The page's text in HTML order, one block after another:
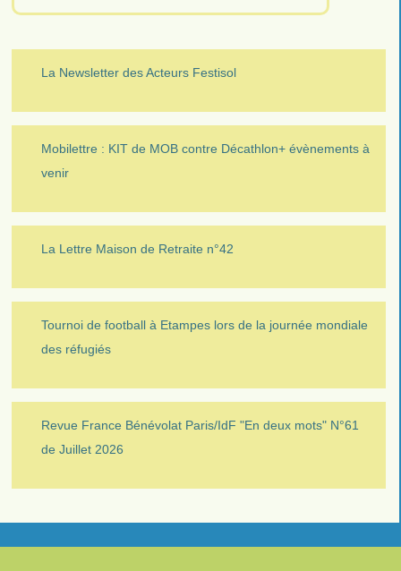
La Newsletter des Acteurs Festisol
Mobilettre : KIT de MOB contre Décathlon+ évènements à
venir
La Lettre Maison de Retraite n°42
Tournoi de football à Etampes lors de la journée mondiale
des réfugiés
Revue France Bénévolat Paris/IdF "En deux mots" N°61
de Juillet 2026